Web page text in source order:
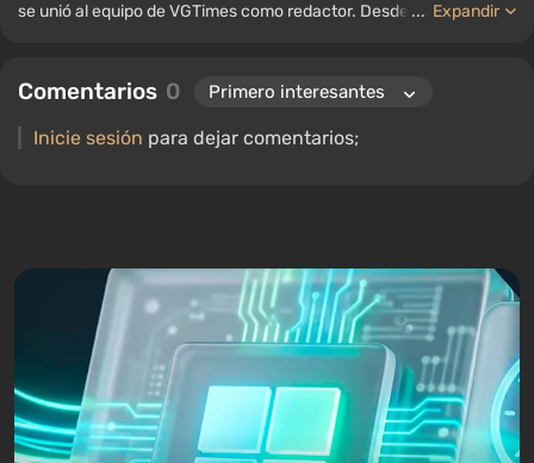
se unió al equipo de VGTimes como redactor. Desde 2022, ha
... Expandir
Comentarios 0
Inicie sesión para dejar comentarios;